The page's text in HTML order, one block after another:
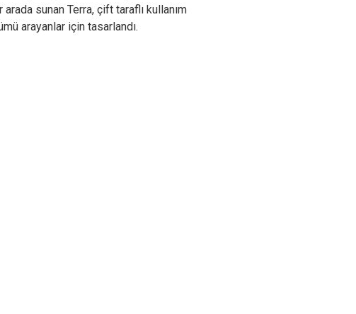
sunan Terra, çift taraflı kullanım
arayanlar için tasarlandı.